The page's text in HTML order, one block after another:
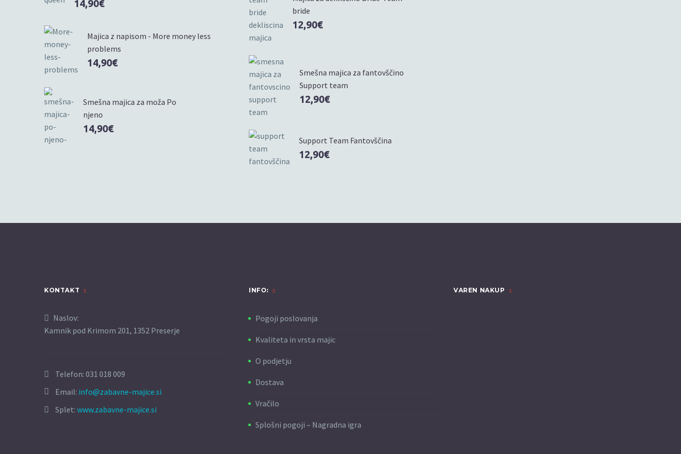
14,90€
Majica z napisom - More money less
problems
14,90€
Smešna majica za moža Po
njeno
14,90€
bride
12,90€
Smešna majica za fantovščino
Support team
12,90€
Support Team Fantovščina
12,90€
KONTAKT
Naslov:
Kamnik pod Krimom 201, 1352 Preserje
Telefon: 031 018 009
Email: info@zabavne-majice.si
Splet: www.zabavne-majice.si
INFO:
Pogoji poslovanja
Kvaliteta in vrsta majic
O podjetju
Dostava
Vračilo
Splošni pogoji – Nagradna igra
VAREN NAKUP